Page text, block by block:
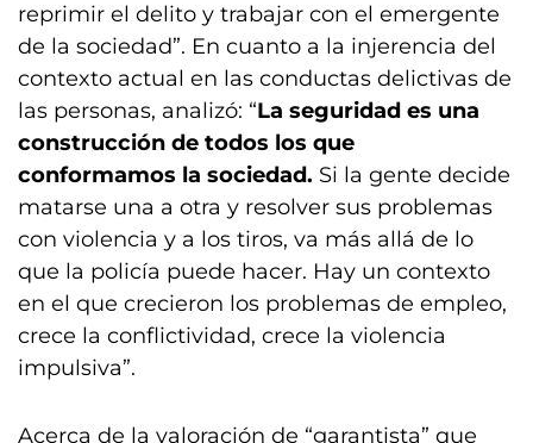
reprimir el delito y trabajar con el emergente
de la sociedad”. En cuanto a la injerencia del
contexto actual en las conductas delictivas de
las personas, analizó: “La seguridad es una
construcción de todos los que
conformamos la sociedad. Si la gente decide
matarse una a otra y resolver sus problemas
con violencia y a los tiros, va más allá de lo
que la policía puede hacer. Hay un contexto
en el que crecieron los problemas de empleo,
crece la conflictividad, crece la violencia
impulsiva”.
Acerca de la valoración de “garantista” que